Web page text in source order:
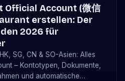
Official Account (微信
erstellen: Der
2026 für
SG, CN & SO-Asien: Alles
– Kontotypen, Dokumente,
und automatische